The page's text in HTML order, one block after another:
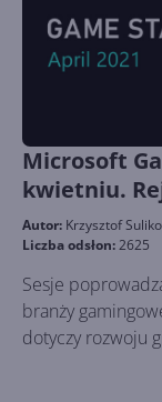
Microsoft
kwietniu.
Autor: Krzysztof
Liczba odsłon:2625
Sesje
branży
dotyczy rozwoju